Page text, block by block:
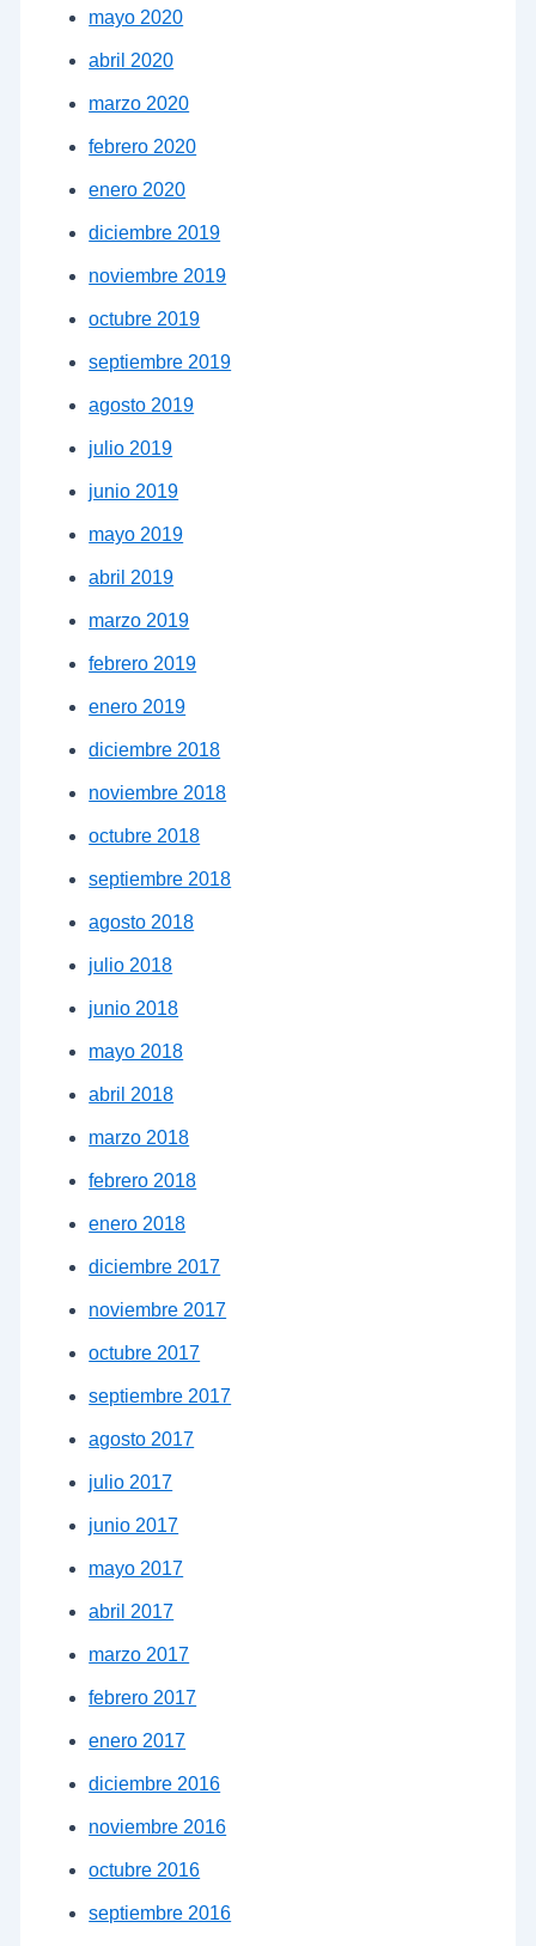
mayo 2020
abril 2020
marzo 2020
febrero 2020
enero 2020
diciembre 2019
noviembre 2019
octubre 2019
septiembre 2019
agosto 2019
julio 2019
junio 2019
mayo 2019
abril 2019
marzo 2019
febrero 2019
enero 2019
diciembre 2018
noviembre 2018
octubre 2018
septiembre 2018
agosto 2018
julio 2018
junio 2018
mayo 2018
abril 2018
marzo 2018
febrero 2018
enero 2018
diciembre 2017
noviembre 2017
octubre 2017
septiembre 2017
agosto 2017
julio 2017
junio 2017
mayo 2017
abril 2017
marzo 2017
febrero 2017
enero 2017
diciembre 2016
noviembre 2016
octubre 2016
septiembre 2016